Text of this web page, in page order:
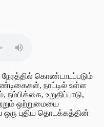
கொண்டாடப்படும்
நாட்டில் உள்ள
உறுதிப்பாடு,
ஒற்றுமையை
ஒரு புதிய தொடக்கத்தின்